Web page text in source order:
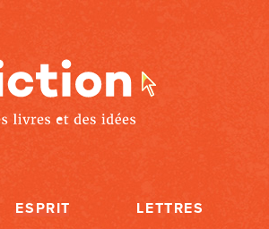
ESPRIT LETTRES